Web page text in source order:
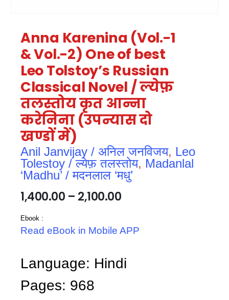
Anna Karenina (Vol.-1
& Vol.-2) One of best
Leo Tolstoy’s Russian
Classical Novel / ल्येफ़
तलस्तोय कृत आन्ना
करेनिना (उपन्यास दो
खण्डों में)
Anil Janvijay / अनिल जनविजय, Leo
Tolestoy / ल्येफ़ तलस्तोय, Madanlal
‘Madhu’ / मदनलाल ‘मधु’
1,400.00 – 2,100.00
Ebook :
Read eBook in Mobile APP
Language: Hindi
Pages: 968